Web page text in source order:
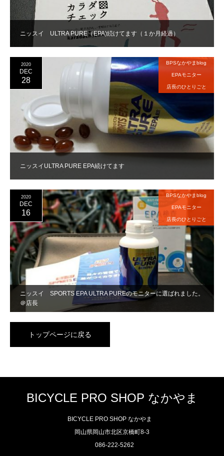
ニッスイ ULTRA PURE（EPA)続けてます（１か月経過）
ニッスイULTRA PURE EPA続けてます
2020
DEC
28
BPSなかやまblog
EPAモニター
店長のひとりごと
ニッスイ SPORTS EPA ULTRA PUREのモニターに選ばれました。
＠店長
2020
DEC
16
BPSなかやまblog
EPAモニター
店長のひとりごと
トップページに戻る
BICYCLE PRO SHOP なかやま
BICYCLE PRO SHOP なかやま
岡山県岡山市北区京橋町8-3
086-222-5262